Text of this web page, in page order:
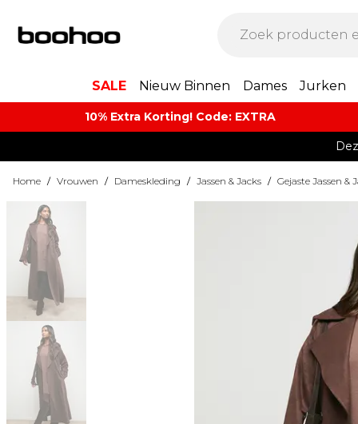
SALE Nieuw Binnen Dames Jurken
10% Extra Korting! Code: EXTRA​
Home / Vrouwen / Dameskleding / Jassen & Jacks / Gejaste Jassen &